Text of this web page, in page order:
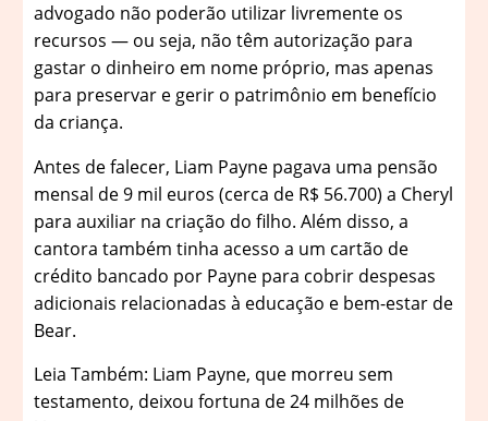
advogado não poderão utilizar livremente os
recursos — ou seja, não têm autorização para
gastar o dinheiro em nome próprio, mas apenas
para preservar e gerir o patrimônio em benefício
da criança.
Antes de falecer, Liam Payne pagava uma pensão
mensal de 9 mil euros (cerca de R$ 56.700) a Cheryl
para auxiliar na criação do filho. Além disso, a
cantora também tinha acesso a um cartão de
crédito bancado por Payne para cobrir despesas
adicionais relacionadas à educação e bem-estar de
Bear.
Leia Também: Liam Payne, que morreu sem
testamento, deixou fortuna de 24 milhões de